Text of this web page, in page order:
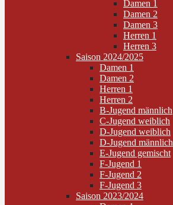
Damen 1
Damen 2
Damen 3
Herren 1
Herren 3
Saison 2024/2025
Damen 1
Damen 2
Herren 1
Herren 2
B-Jugend männlich
C-Jugend weiblich
D-Jugend weiblich
D-Jugend männlich
E-Jugend gemischt
F-Jugend 1
F-Jugend 2
F-Jugend 3
Saison 2023/2024